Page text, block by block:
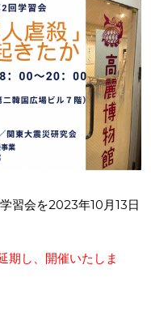
習会を2023年10月13日
期し、開催いたしま